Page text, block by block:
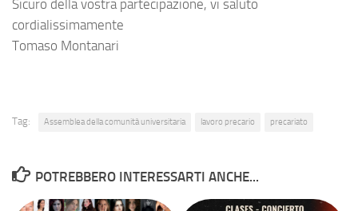
Sicuro della vostra partecipazione, vi saluto
cordialissimamente
Tomaso Montanari
Tag: Assemblea della comunità universitaria lavoro precario precariato
POTREBBERO INTERESSARTI ANCHE...